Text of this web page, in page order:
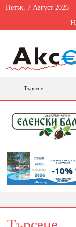
Петък, 7 Август 2026
Търсене